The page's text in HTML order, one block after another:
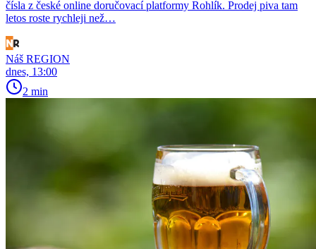
čísla z české online doručovací platformy Rohlík. Prodej piva tam
letos roste rychleji než…
Náš REGION
dnes, 13:00
2 min